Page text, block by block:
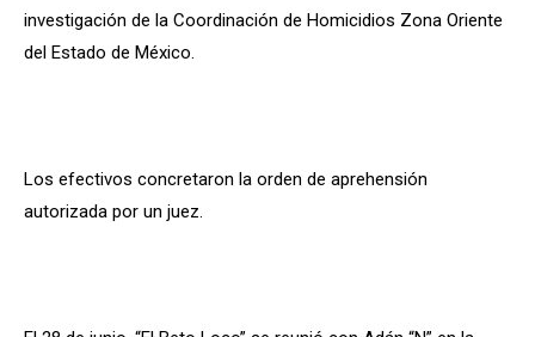
investigación de la Coordinación de Homicidios Zona Oriente
del Estado de México.
Los efectivos concretaron la orden de aprehensión
autorizada por un juez.